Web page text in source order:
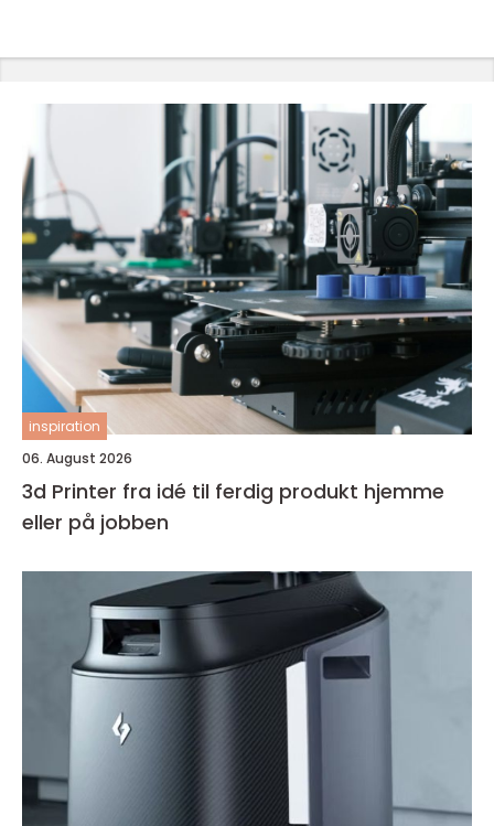
inspiration
06. August 2026
3d Printer fra idé til ferdig produkt hjemme
eller på jobben